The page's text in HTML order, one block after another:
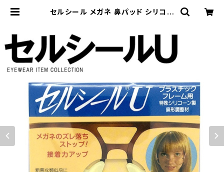
セルシール メガネ 鼻パッド シリコン
ス・帽子 の 通販